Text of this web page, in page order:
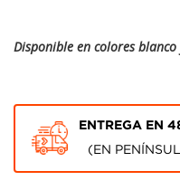
Disponible en colores
ENTREGA EN
(EN